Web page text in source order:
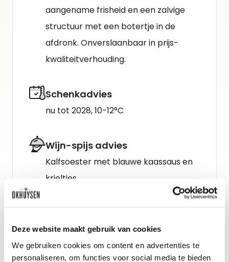
Deze website maakt gebruik van cookies
We gebruiken cookies om content en advertenties te
personaliseren, om functies voor social media te bieden
aangename frisheid en een zalvige
structuur met een botertje in de
afdronk. Onverslaanbaar in prijs-
kwaliteitverhouding.
Schenkadvies
nu tot 2028, 10-12°C
Wijn-spijs advies
Kalfsoester met blauwe kaassaus en
krieltjes.